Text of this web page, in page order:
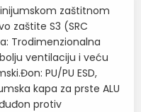
zaštitnom
zaštite S3 (SRC
Trodimenzionalna
ventilaciju i veću
PU/PU ESD,
kapa za prste ALU
protiv